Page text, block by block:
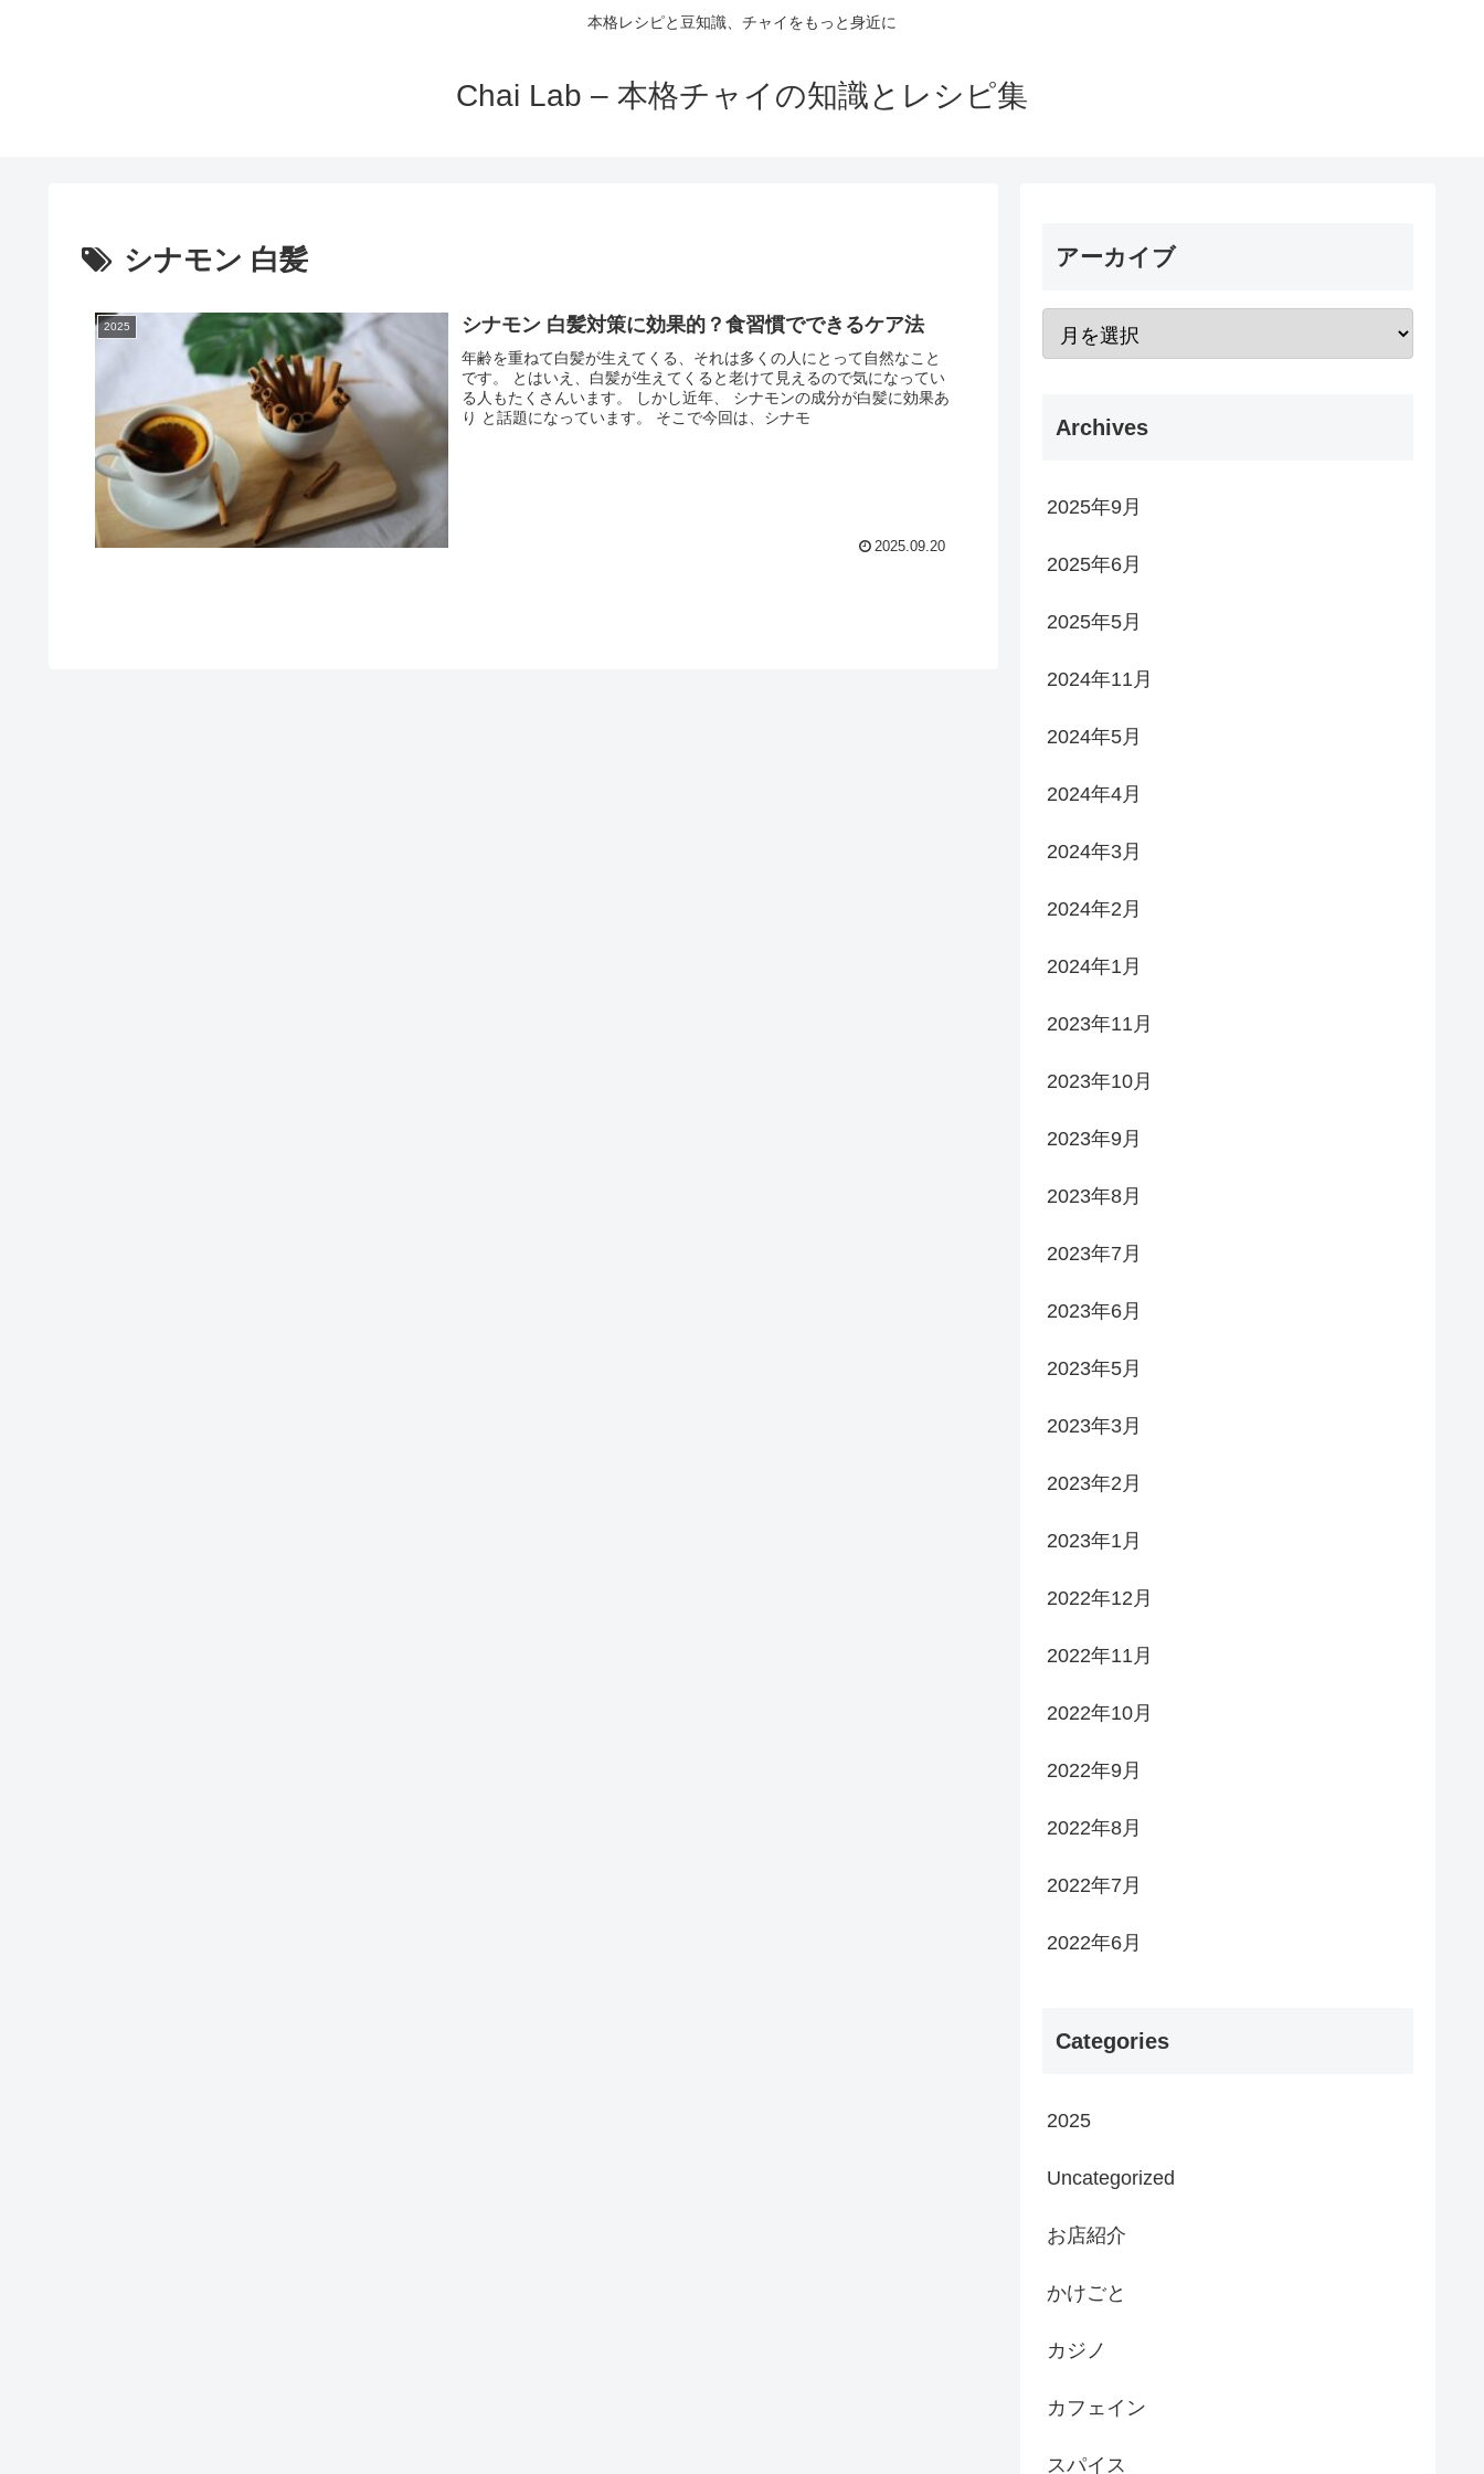
本格レシピと豆知識、チャイをもっと身近に
Chai Lab – 本格チャイの知識とレシピ集
シナモン 白髪
2025 シナモン 白髪対策に効果的？食習慣でできるケア法
年齢を重ねて白髪が生えてくる、それは多くの人にとって自然なこと
です。 とはいえ、白髪が生えてくると老けて見えるので気になってい
る人もたくさんいます。 しかし近年、 シナモンの成分が白髪に効果あ
り と話題になっています。 そこで今回は、シナモ
2025.09.20
アーカイブ
Archives
2025年9月
2025年6月
2025年5月
2024年11月
2024年5月
2024年4月
2024年3月
2024年2月
2024年1月
2023年11月
2023年10月
2023年9月
2023年8月
2023年7月
2023年6月
2023年5月
2023年3月
2023年2月
2023年1月
2022年12月
2022年11月
2022年10月
2022年9月
2022年8月
2022年7月
2022年6月
Categories
2025
Uncategorized
お店紹介
かけごと
カジノ
カフェイン
スパイス